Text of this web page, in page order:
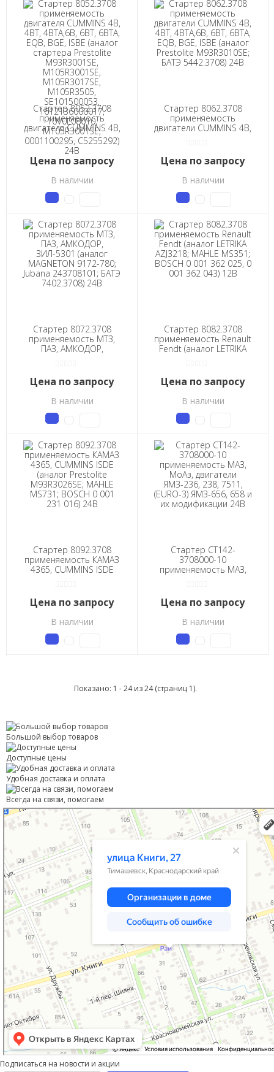
Стартер 8052.3708
применяемость
двигателя CUMMINS 4B,
4BT, 4BTA,6B, 6BT, 6BTA,
EQB, BGE, ISBE (аналог
стартера Prestolite
M93R3001SE,
M105R3001SE,
M105R3017SE,
M105R3505,
SE101500053,
10V0L08010,
M105R3001SE,
0001100295, C5255292)
24В
Цена по запросу
В наличии
Стартер 8062.3708
применяемость
двигатели CUMMINS 4B,
Prestolite М93R3010SE;
БАТЭ 5442.3708) 24В
Цена по запросу
В наличии
Стартер 8072.3708
применяемость МТЗ,
ПАЗ, АМКОДОР,
Jubana 243708101; БАТЭ
7402.3708) 24В
Цена по запросу
В наличии
Стартер 8082.3708
применяемость Renault
Fendt (аналог LETRIKA
001 362 043) 12В
Цена по запросу
В наличии
Стартер 8092.3708
применяемость КАМАЗ
4365, CUMMINS ISDE
MS731; BOSCH 0 001
231 016) 24В
Цена по запросу
В наличии
Стартер СТ142-
3708000-10
применяемость МАЗ,
(EURO-3) ЯМЗ-656, 658 и
их модификации 24В
Цена по запросу
В наличии
Показано: 1 - 24 из 24 (страниц 1).
Большой выбор товаров
Доступные цены
Удобная доставка и оплата
Всегда на связи, помогаем
Тимашевск
Улица Книги, 27 — Яндекс Карты
Подписаться на новости и акции